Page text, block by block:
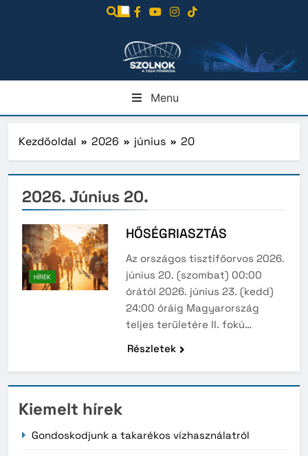
Menu
Kezdőoldal 2026 június 20
2026. Június 20.
HÍREK
HŐSÉGRIASZTÁS
Az országos tisztifőorvos 2026.
június 20. (szombat) 00:00
órától 2026. június 23. (kedd)
24:00 óráig Magyarország
teljes területére II. fokú…
Részletek
Kiemelt hírek
Gondoskodjunk a takarékos vízhasználatról